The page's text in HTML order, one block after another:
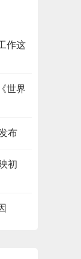
作这
世界
布
初